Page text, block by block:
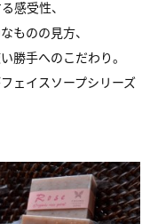
感受性、
ものの見方、
勝手へのこだわり。
ェイスソープシリーズ